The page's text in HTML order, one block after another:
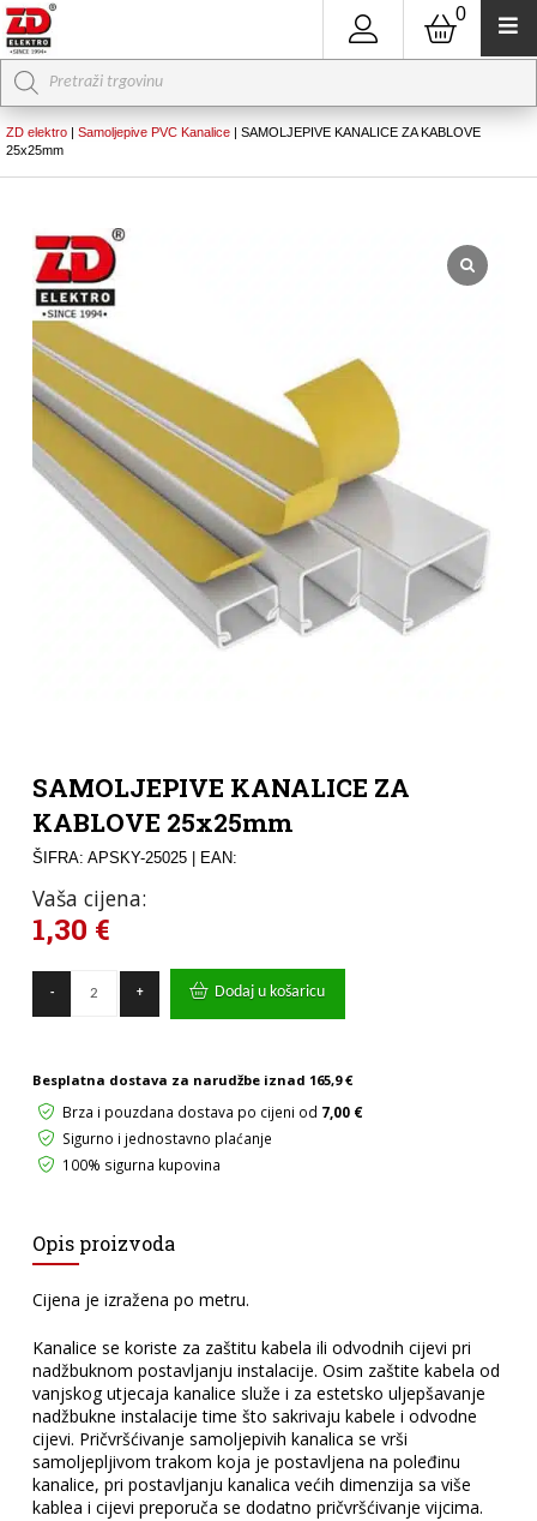
0
Products
search
ZD elektro | Samoljepive PVC Kanalice | SAMOLJEPIVE KANALICE ZA KABLOVE
25x25mm
SAMOLJEPIVE KANALICE ZA
KABLOVE 25x25mm
ŠIFRA: APSKY-25025| EAN:
Vaša cijena:
1,30 €
-
KANALICE
ZA
količina
+ Dodaj u košaricu
Besplatna dostava za narudžbe iznad 165,9 €
Brza i pouzdana dostava po cijeni od 7,00 €
Sigurno i jednostavno plaćanje
100% sigurna kupovina
Opis proizvoda
Cijena je izražena po metru.
Kanalice se koriste za zaštitu kabela ili odvodnih cijevi pri
nadžbuknom postavljanju instalacije. Osim zaštite kabela od
vanjskog utjecaja kanalice služe i za estetsko uljepšavanje
nadžbukne instalacije time što sakrivaju kabele i odvodne
cijevi. Pričvršćivanje samoljepivih kanalica se vrši
samoljepljivom trakom koja je postavljena na poleđinu
kanalice, pri postavljanju kanalica većih dimenzija sa više
kablea i cijevi preporuča se dodatno pričvršćivanje vijcima.